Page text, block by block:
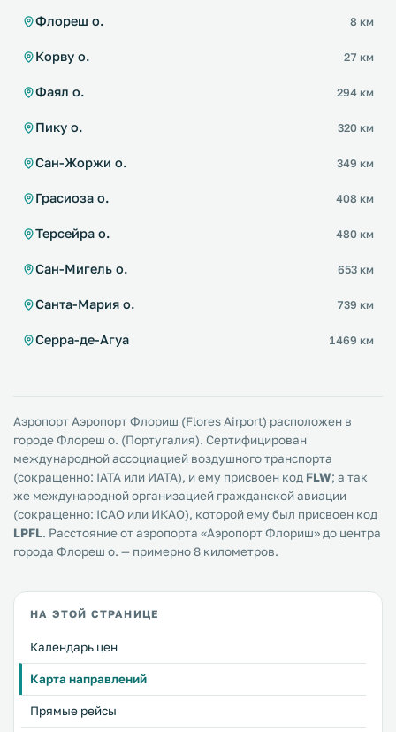
Флореш о. 8 км
Корву о. 27 км
Фаял о. 294 км
Пику о. 320 км
Сан-Жоржи о. 349 км
Грасиоза о. 408 км
Терсейра о. 480 км
Сан-Мигель о. 653 км
Санта-Мария о. 739 км
Серра-де-Агуа 1469 км
Аэропорт Аэропорт Флориш (Flores Airport) расположен в
городе Флореш о. (Португалия). Сертифицирован
международной ассоциацией воздушного транспорта
(сокращенно: IATA или ИАТА), и ему присвоен код FLW; а так
же международной организацией гражданской авиации
(сокращенно: ICAO или ИКАО), которой ему был присвоен код
LPFL. Расстояние от аэропорта «Аэропорт Флориш» до центра
города Флореш о. — примерно 8 километров.
НА ЭТОЙ СТРАНИЦЕ
Календарь цен
Карта направлений
Прямые рейсы